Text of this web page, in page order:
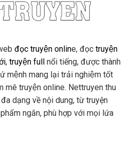
đọc truyện online, đọc truyện
, truyện full nổi tiếng, được thành
mệnh mang lại trải nghiệm tốt
mê truyện online. Nettruyen thu
dạng về nội dung, từ truyện
ngắn, phù hợp với mọi lứa